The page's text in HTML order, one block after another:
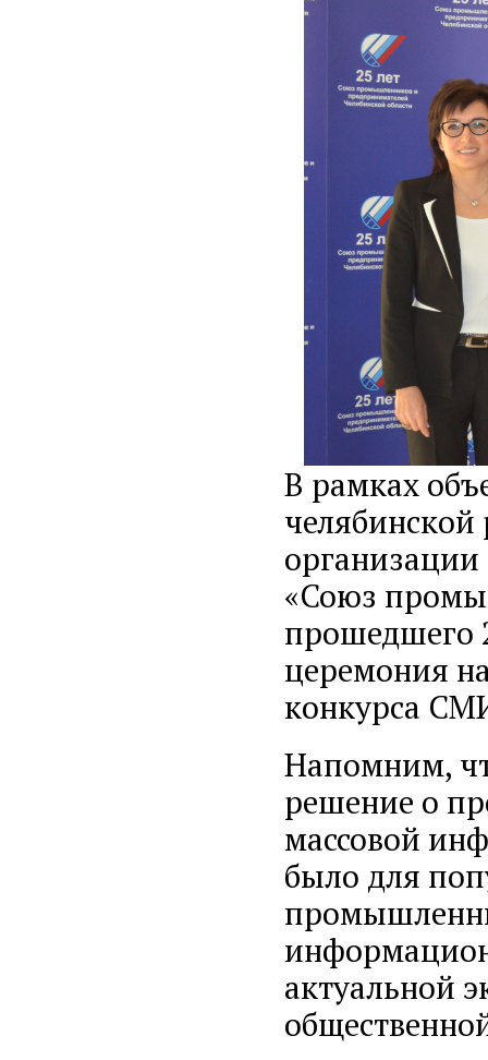
В рамках
челябинской
организации
«Союз
прошедшего
церемония
конкурса
Напомним,
решение о
массовой
было для
актуальной